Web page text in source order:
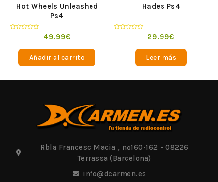
Hot Wheels Unleashed
Ps4
49.99€
Añadir al carrito
Hades Ps4
29.99€
Leer más
Rbla Francesc Macia , nº160-162 - 08226
Terrassa (Barcelona)
info@dcarmen.es